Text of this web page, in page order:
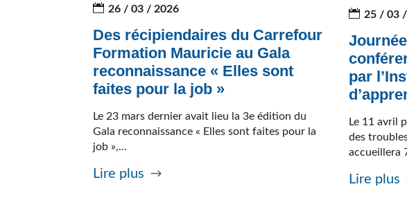
26 / 03 / 2026
Des récipiendaires du Carrefour
Formation Mauricie au Gala
reconnaissance « Elles sont
faites pour la job »
Le 23 mars dernier avait lieu la 3e édition du
Gala reconnaissance « Elles sont faites pour la
job »,...
Lire plus
25 / 03
par
Le 11 avril
des
accueillera
Lire plus